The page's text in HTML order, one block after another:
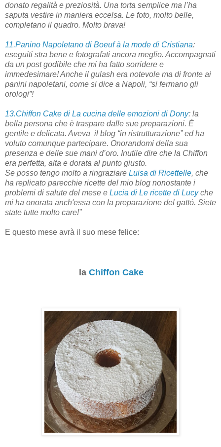
donato regalità e preziosità. Una torta semplice ma l’ha
saputa vestire in maniera eccelsa. Le foto, molto belle,
completano il quadro. Molto brava!
11.Panino Napoletano di Boeuf à la mode di Cristiana:
eseguiti stra bene e fotografati ancora meglio. Accompagnati
da un post godibile che mi ha fatto sorridere e
immedesimare! Anche il gulash era notevole ma di fronte ai
panini napoletani, come si dice a Napoli, “si fermano gli
orologi”!
13.Chiffon Cake di La cucina delle emozioni di Dony: la
bella persona che è traspare dalle sue preparazioni. È
gentile e delicata. Aveva il blog “in ristrutturazione” ed ha
voluto comunque partecipare. Onorandomi della sua
presenza e delle sue mani d’oro. Inutile dire che la Chiffon
era perfetta, alta e dorata al punto giusto.
Se posso tengo molto a ringraziare Luisa di Ricettelle, che
ha replicato parecchie ricette del mio blog nonostante i
problemi di salute del mese e Lucia di Le ricette di Lucyche
mi ha onorata anch'essa con la preparazione del gattó. Siete
state tutte molto care!”
E questo mese avrà il suo mese felice:
la Chiffon Cake